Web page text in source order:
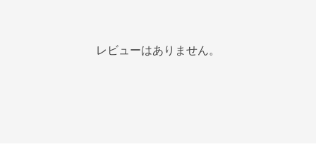
レビューはありません。